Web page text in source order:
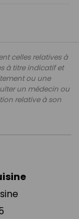
celles relatives à
à titre indicatif et
ou une
un médecin ou
relative à son